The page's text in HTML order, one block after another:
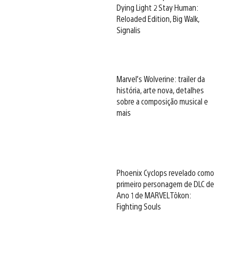
Dying Light 2 Stay Human:
Reloaded Edition, Big Walk,
Signalis
Marvel’s Wolverine: trailer da
história, arte nova, detalhes
sobre a composição musical e
mais
Phoenix Cyclops revelado como
primeiro personagem de DLC de
Ano 1 de MARVEL Tōkon:
Fighting Souls